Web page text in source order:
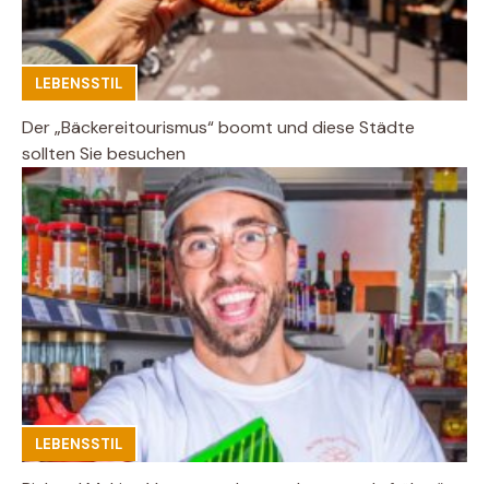
LEBENSSTIL
Der „Bäckereitourismus“ boomt und diese Städte
sollten Sie besuchen
LEBENSSTIL